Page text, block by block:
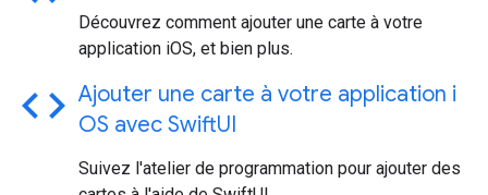
Découvrez comment ajouter une carte à votre
application iOS, et bien plus.
code Ajouter une carte à votre application i
OS avec SwiftUI
Suivez l'atelier de programmation pour ajouter des